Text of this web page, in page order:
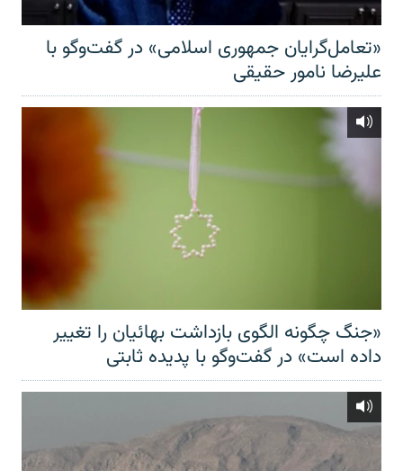
«تعامل‌گرایان جمهوری اسلامی» در گفت‌وگو با
علیرضا نامور حقیقی
«جنگ چگونه الگوی بازداشت بهائیان را تغییر
داده است» در گفت‌وگو با پدیده ثابتی